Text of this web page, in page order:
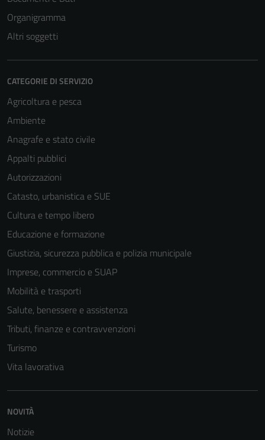
Organigramma
Altri soggetti
CATEGORIE DI SERVIZIO
Agricoltura e pesca
Ambiente
Anagrafe e stato civile
Appalti pubblici
Autorizzazioni
Catasto, urbanistica e SUE
Cultura e tempo libero
Educazione e formazione
Giustizia, sicurezza pubblica e polizia municipale
Imprese, commercio e SUAP
Mobilità e trasporti
Salute, benessere e assistenza
Tributi, finanze e contravvenzioni
Turismo
Vita lavorativa
NOVITÀ
Notizie